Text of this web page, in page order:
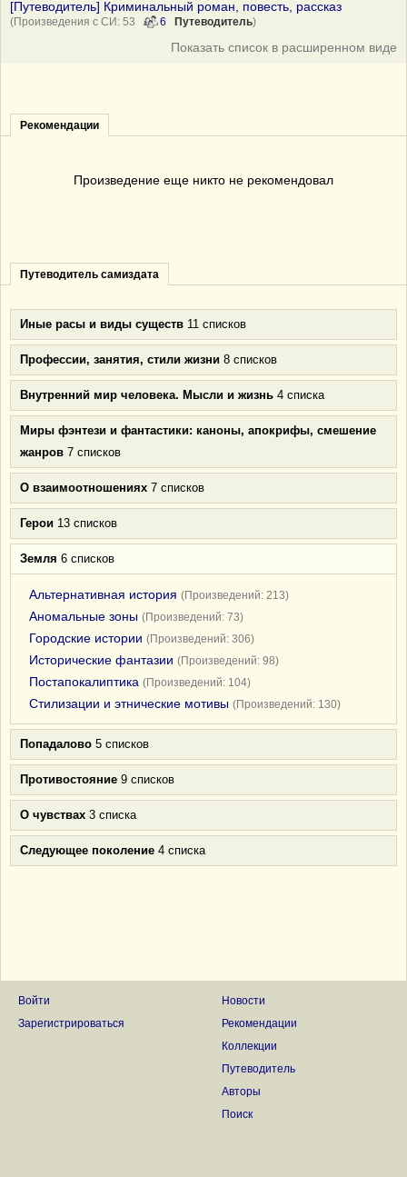
[Путеводитель] Криминальный роман, повесть, рассказ
(Произведения с СИ: 53 6 Путеводитель)
Показать список в расширенном виде
Рекомендации
Произведение еще никто не рекомендовал
Путеводитель самиздата
Иные расы и виды существ 11 списков
Профессии, занятия, стили жизни 8 списков
Внутренний мир человека. Мысли и жизнь 4 списка
Миры фэнтези и фантастики: каноны, апокрифы, смешение
жанров 7 списков
О взаимоотношениях 7 списков
Герои 13 списков
Земля 6 списков
Альтернативная история (Произведений: 213)
Аномальные зоны (Произведений: 73)
Городские истории (Произведений: 306)
Исторические фантазии (Произведений: 98)
Постапокалиптика (Произведений: 104)
Стилизации и этнические мотивы (Произведений: 130)
Попадалово 5 списков
Противостояние 9 списков
О чувствах 3 списка
Следующее поколение 4 списка
Войти
Зарегистрироваться
Новости
Рекомендации
Коллекции
Путеводитель
Авторы
Поиск